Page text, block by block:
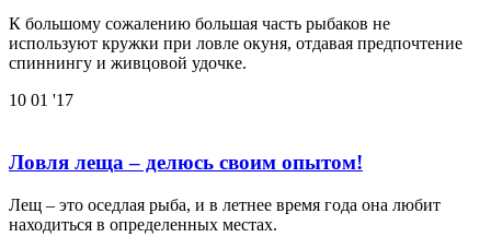
К большому сожалению большая часть рыбаков не
используют кружки при ловле окуня, отдавая предпочтение
спиннингу и живцовой удочке.
10 01 '17
Ловля леща – делюсь своим опытом!
Лещ – это оседлая рыба, и в летнее время года она любит
находиться в определенных местах.